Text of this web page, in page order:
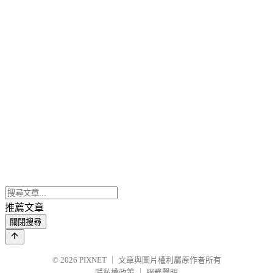
推薦文章
關閉搜尋
© 2026 PIXNET
文章與圖片權利屬原作者所有